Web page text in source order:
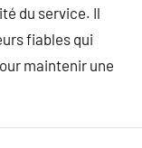
du service. Il
fiables qui
maintenir une